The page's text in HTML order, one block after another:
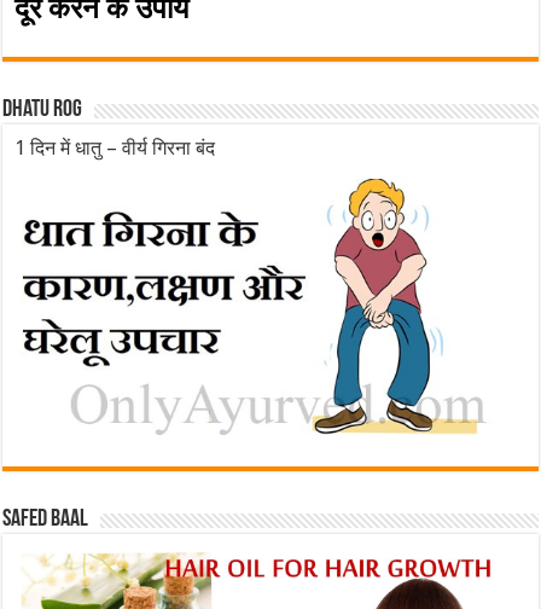
दूर करने के उपाय
Dhatu rog
1 दिन में धातु – वीर्य गिरना बंद
Safed baal